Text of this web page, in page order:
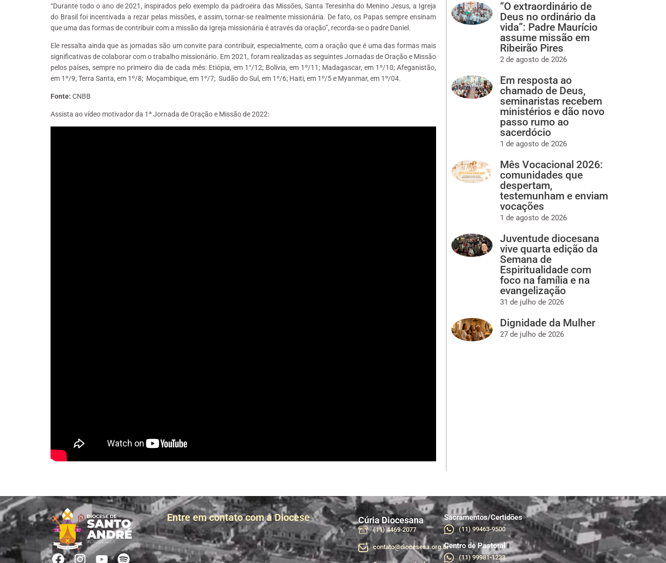
“Durante todo o ano de 2021, inspirados pelo exemplo da padroeira das Missões, Santa Teresinha do Menino Jesus, a Igreja
do Brasil foi incentivada a rezar pelas missões, e assim, tornar-se realmente missionária. De fato, os Papas sempre ensinam
que uma das formas de contribuir com a missão da Igreja missionária é através da oração”, recorda-se o padre Daniel.
Ele ressalta ainda que as jornadas são um convite para contribuir, especialmente, com a oração que é uma das formas mais
significativas de colaborar com o trabalho missionário. Em 2021, foram realizadas as seguintes Jornadas de Oração e Missão
pelos países, sempre no primeiro dia de cada mês: Etiópia, em 1°/12; Bolívia, em 1º/11; Madagascar, em 1º/10; Afeganistão,
em 1º/9; Terra Santa, em 1º/8; Moçambique, em 1º/7; Sudão do Sul, em 1º/6; Haiti, em 1º/5 e Myanmar, em 1º/04.
Fonte: CNBB
Assista ao vídeo motivador da 1ª Jornada de Oração e Missão de 2022:
“O extraordinário de
Deus no ordinário da
vida”: Padre Maurício
assume missão em
Ribeirão Pires
2 de agosto de 2026
Em resposta ao
chamado de Deus,
seminaristas recebem
ministérios e dão novo
passo rumo ao
sacerdócio
1 de agosto de 2026
Mês Vocacional 2026:
comunidades que
despertam,
testemunham e enviam
vocações
1 de agosto de 2026
Juventude diocesana
vive quarta edição da
Semana de
Espiritualidade com
foco na família e na
evangelização
31 de julho de 2026
Dignidade da Mulher
27 de julho de 2026
Entre em contato com a Diocese Cúria Diocesana
(11) 4469-2077
contato@diocesesa.org.br
Sacramentos/Certidões
(11) 99463-9500
Centro de Pastoral
(11) 99981-1233